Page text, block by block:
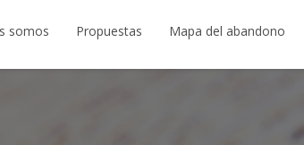
somos Propuestas Mapa del abandono